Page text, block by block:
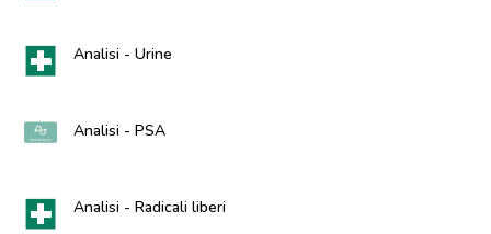
Analisi - Urine
Analisi - PSA
Analisi - Radicali liberi